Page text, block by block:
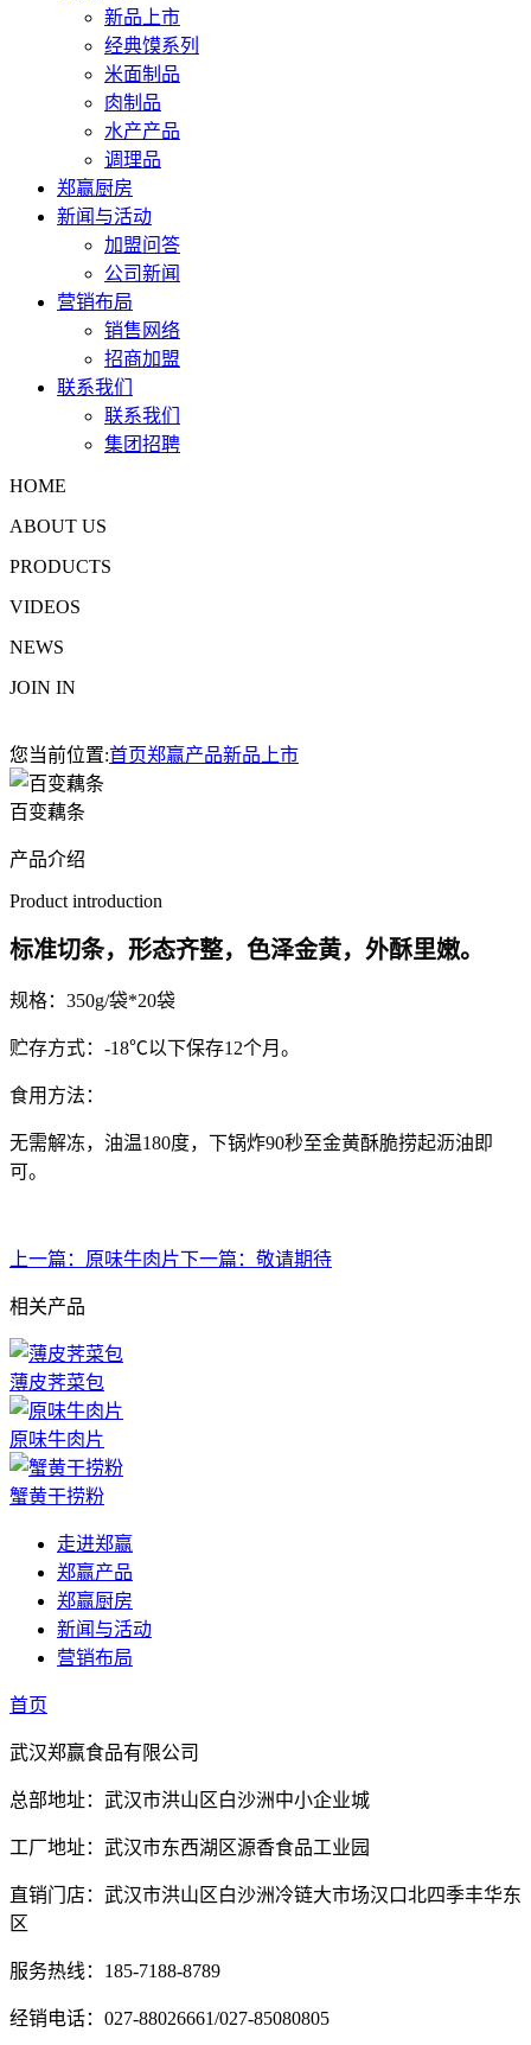
新品上市
经典馍系列
米面制品
肉制品
水产产品
调理品
郑赢厨房
新闻与活动
加盟问答
公司新闻
营销布局
销售网络
招商加盟
联系我们
联系我们
集团招聘
HOME
ABOUT US
PRODUCTS
VIDEOS
NEWS
JOIN IN
您当前位置:首页郑赢产品新品上市
百变藕条
产品介绍
Product introduction
标准切条，形态齐整，色泽金黄，外酥里嫩。
规格：350g/袋*20袋
贮存方式：-18℃以下保存12个月。
食用方法：
无需解冻，油温180度，下锅炸90秒至金黄酥脆捞起沥油即
可。
上一篇： 原味牛肉片下一篇： 敬请期待
相关产品
薄皮荠菜包
原味牛肉片
蟹黄干捞粉
走进郑赢
郑赢产品
郑赢厨房
新闻与活动
营销布局
首页
武汉郑赢食品有限公司
总部地址：武汉市洪山区白沙洲中小企业城
工厂地址：武汉市东西湖区源香食品工业园
直销门店：武汉市洪山区白沙洲冷链大市场汉口北四季丰华东
区
服务热线：185-7188-8789
经销电话：027-88026661/027-85080805